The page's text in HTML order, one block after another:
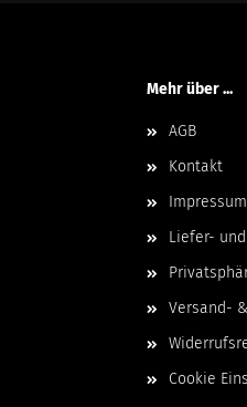
Mehr über ...
AGB
Kontakt
Impressum
Liefer-
Versand-
Cookie